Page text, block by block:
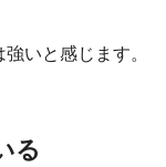
いと感じます。
る